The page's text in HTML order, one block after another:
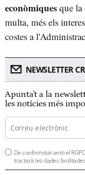
econòmiques que la
multa, més els
costes a
NEWSLETTER
Apunta't a la
les notícies més
De conformitat amb el
tractarà les dades